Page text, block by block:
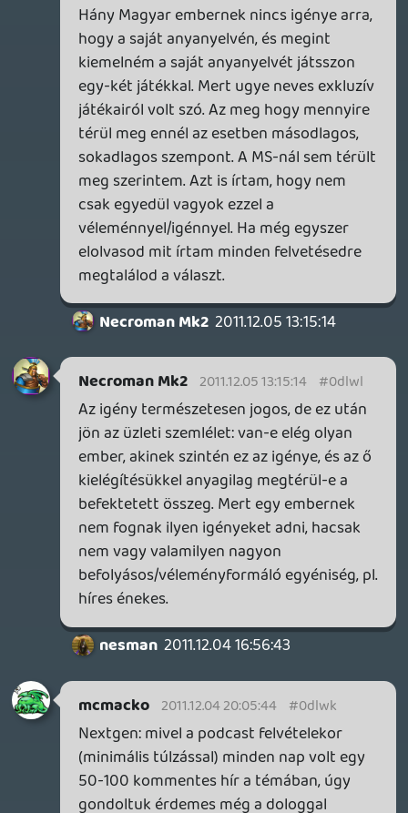
hozzászólásban válaszoltam is rájuk.
Necroman Mk2 2011.12.03 20:11:40
Rudymester 2011.12.04 07:59:03 #0dlwi
Szuper podcast volt. A témákhoz
hozzászólva: az Nintendo féle online
szolgáltatásokra nagy szükség lenne.
Mióta van hazai Live, könnyebb eladni az
X360 termékeket. Sokan a hivatalos utat
szeretik járni.
Necroman Mk2 2011.12.03 20:16:13
Már nem tudtam javítani, ezért pontosítok
- mielőtt flame kerekdne belőle 🙂
változhat, különösen, hogy most Timi és a
Gamer365 révén nagyon
Necroman Mk2 2011.12.03 20:11:40
Necroman Mk2 2011.12.03 20:11:40 #0dlwg
Jogos a felháborodásod, de azért vedd
figyelembe, hogy:
1. A Microsoft hivatalosan, közvetlenül van
Magyarországon.
2. A fordítási költségek alsó hangon több
százezer forintra rúgnak, és néha
implementálni is nehéz, mert az adott
betűtípus pl. nem tartalmaz ékezetes
karaktereket.
3. Nem ismerek pontos számokat, de
szerintem ma hazánkban az X360 a
legkelendőbb konzol, utána valamivel
lemaradva a PS3, és JÓCSKÁN LEMARADVA
a Nintendo*. Legfeljebb néhány száz
embernek meg nem érdemes lefordítani a
programokat...
(* Ez persze nem változhat, különösen,
hogy most nagyon bekeményítettek.)